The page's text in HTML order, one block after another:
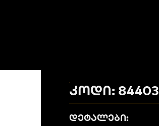
კოდი: 84403
დეტალები: